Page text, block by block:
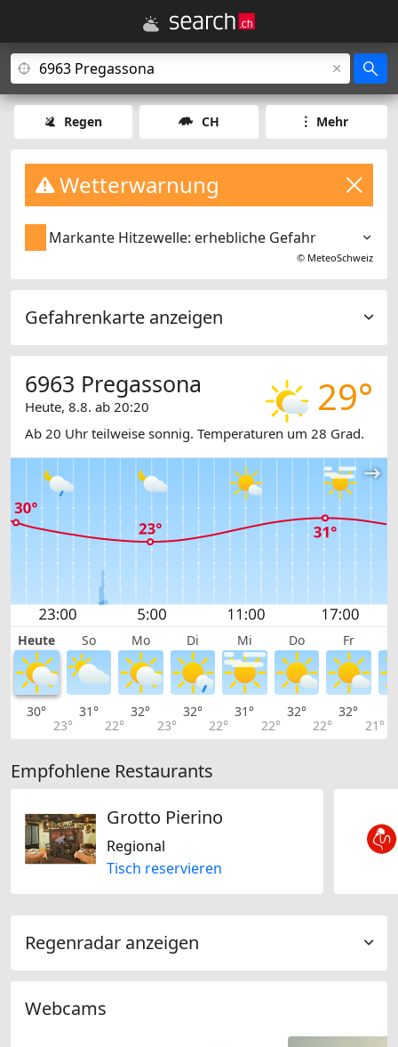
Regen CH Mehr
Wetterwarnung
Markante Hitzewelle: erhebliche Gefahr
© MeteoSchweiz
Gefahrenkarte anzeigen
29°
6963 Pregassona
Heute, 8.8. ab 20:20
Ab 20 Uhr teilweise sonnig. Temperaturen um 28 Grad.
Heute So Mo Di Mi Do Fr
30°
23°
31°
22°
32°
23°
32°
22°
31°
22°
32°
22°
32°
21°
Empfohlene Restaurants
Grotto Pierino
Regional
Tisch reservieren
Regenradar anzeigen
Webcams